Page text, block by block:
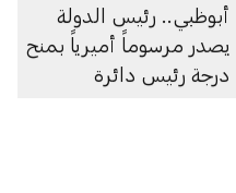
أبوظبي.. رئيس الدولة
يصدر مرسوماً أميرياً بمنح
درجة رئيس دائرة